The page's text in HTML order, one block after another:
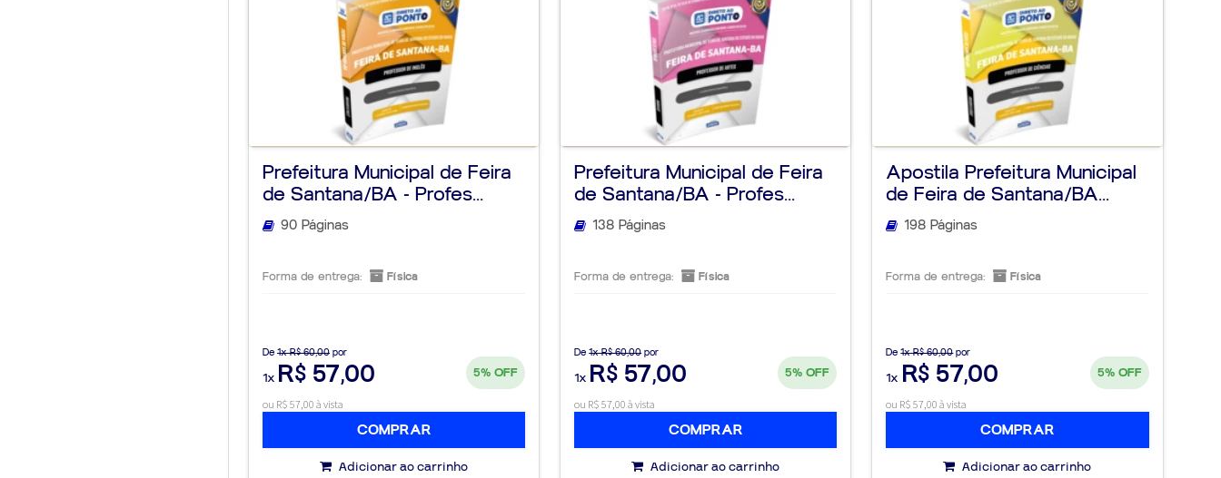
Prefeitura Municipal de Feira
de Santana/BA - Profes...
90 Páginas
Forma de entrega: Física
De 1x R$ 60,00 por
1x R$ 57,00 5% OFF
ou R$ 57,00 à vista
COMPRAR
Adicionar ao carrinho
Prefeitura Municipal de Feira
de Santana/BA - Profes...
138 Páginas
Forma de entrega: Física
De 1x R$ 60,00por
1x R$ 57,00 5% OFF
ou R$ 57,00 à vista
COMPRAR
Adicionar ao carrinho
Apostila Prefeitura Municipal
de Feira de Santana/BA...
198 Páginas
Forma de entrega: Física
De 1x R$ 60,00por
1x R$ 57,00 5% OFF
ou R$ 57,00 à vista
COMPRAR
Adicionar ao carrinho